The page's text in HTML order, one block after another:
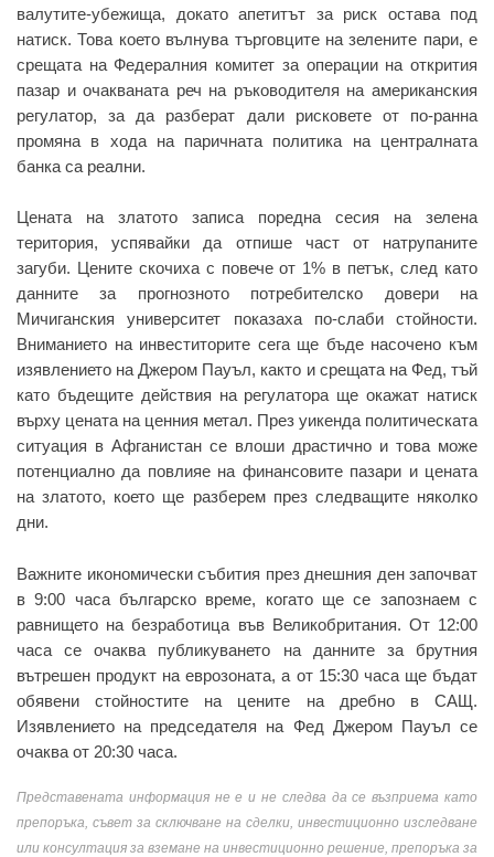
валутите-убежища, докато апетитът за риск остава под
натиск. Това което вълнува търговците на зелените пари, е
срещата на Федералния комитет за операции на открития
пазар и очакваната реч на ръководителя на американския
регулатор, за да разберат дали рисковете от по-ранна
промяна в хода на паричната политика на централната
банка са реални.
Цената на златото записа поредна сесия на зелена
територия, успявайки да отпише част от натрупаните
загуби. Цените скочиха с повече от 1% в петък, след като
данните за прогнозното потребителско довери на
Мичиганския университет показаха по-слаби стойности.
Вниманието на инвеститорите сега ще бъде насочено към
изявлението на Джером Пауъл, както и срещата на Фед, тъй
като бъдещите действия на регулатора ще окажат натиск
върху цената на ценния метал. През уикенда политическата
ситуация в Афганистан се влоши драстично и това може
потенциално да повлияе на финансовите пазари и цената
на златото, което ще разберем през следващите няколко
дни.
Важните икономически събития през днешния ден започват
в 9:00 часа българско време, когато ще се запознаем с
равнището на безработица във Великобритания. От 12:00
часа се очаква публикуването на данните за брутния
вътрешен продукт на еврозоната, а от 15:30 часа ще бъдат
обявени стойностите на цените на дребно в САЩ.
Изявлението на председателя на Фед Джером Пауъл се
очаква от 20:30 часа.
Представената информация не е и не следва да се възприема като
препоръка, съвет за сключване на сделки, инвестиционно изследване
или консултация за вземане на инвестиционно решение, препоръка за